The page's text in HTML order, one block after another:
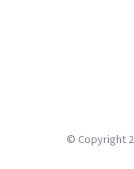
© Copyright